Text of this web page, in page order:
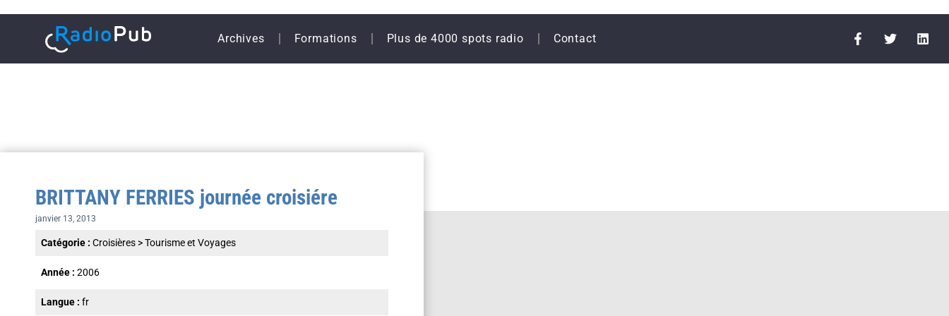
Archives Formations Plus de 4000 spots radio Contact
BRITTANY FERRIES journée croisiére
janvier 13, 2013
Catégorie : Croisières >Tourisme et Voyages
Année : 2006
Langue : fr